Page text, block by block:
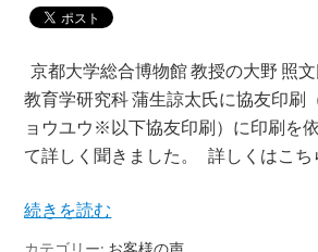
京都大学総合博物館 教授の大野 照
教育学研究科 蒲生諒太氏に協友印刷
ョウユウ※以下協友印刷）に印刷を
て詳しく聞きました。 詳しくはこ
続きを読む
カテゴリー: お客様の声